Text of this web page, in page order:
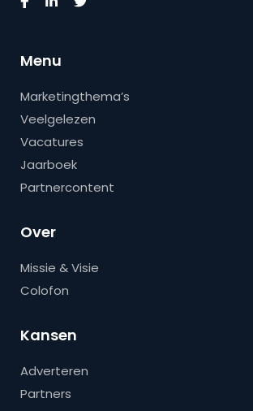
Menu
Marketingthema’s
Veelgelezen
Vacatures
Jaarboek
Partnercontent
Over
Missie & Visie
Colofon
Kansen
Adverteren
Partners